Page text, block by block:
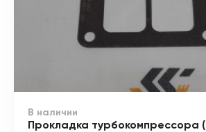
В наличии
Прокладка турбокомпрессора